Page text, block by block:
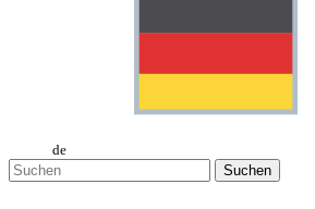
de
Suchen